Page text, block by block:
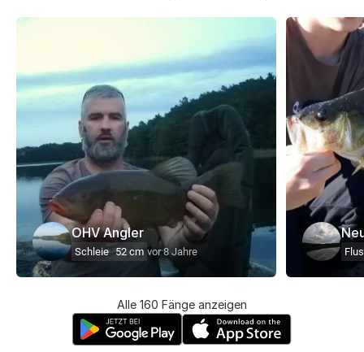
OHV Angler
Schleie 52 cm vor 8 Jahre
Alle 160 Fänge anzeigen